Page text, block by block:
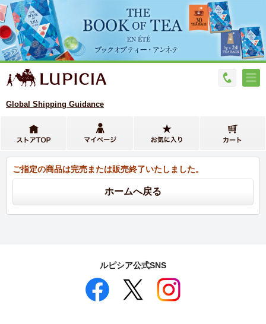
Global Shipping Guidance
ご指定の商品は完売または販売終了いたしました。
ルピシア公式SNS